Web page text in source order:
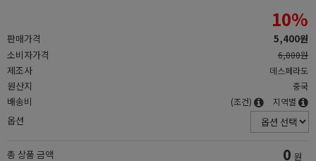
판매가격
10%
5,400원
소비자가격
6,000원
제조사 데스페라도
원산지 중국
배송비 (조건) 지역별
옵션
총 상품 금액 0 원